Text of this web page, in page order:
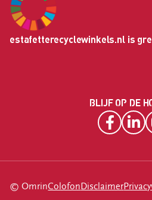
estafetterecyclewinkels.nl is
BLIJF OP DE
© OmrinColofonDisclaimer